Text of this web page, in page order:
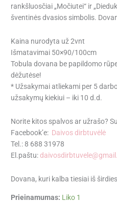
rankšluosčiai „Močiutei“ ir
šventinės dvasios simbolis.
Kaina nurodyta už 2vnt
Išmatavimai 50×90/100cm
Tobula dovana be papildomo
dėžutėse!
* Užsakymai atliekami per 5
užsakymų kiekiui – iki 10 d.d.
Norite kitos spalvos ar užrašo?
Facebook’e: Daivos dirbtuvėlė
Tel.: 8 688 31978
El.paštu:
Dovana, kuri kalba tiesiai iš
Prieinamumas: Liko 1